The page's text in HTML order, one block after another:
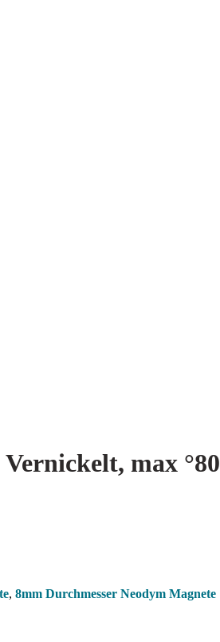
max °80
, 8mm Durchmesser Neodym Magnete